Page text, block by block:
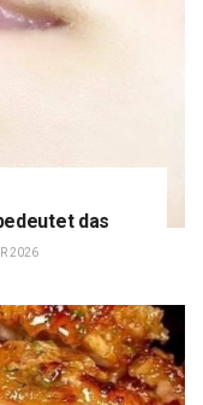
das
2026